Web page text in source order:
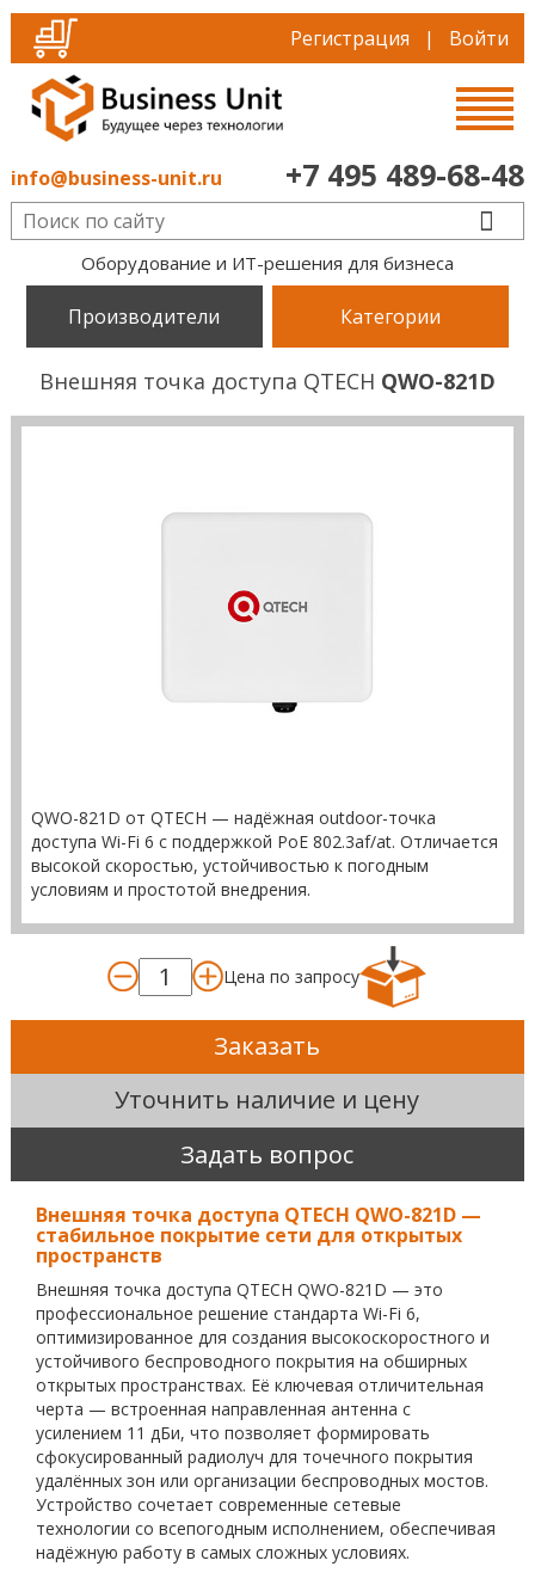
Регистрация | Войти
info@business-unit.ru +7 495 489-68-48
Оборудование и ИТ-решения для бизнеса
Производители Категории
Внешняя точка доступа QTECH QWO-821D
QWO-821D от QTECH — надёжная outdoor-точка
доступа Wi-Fi 6 с поддержкой PoE 802.3af/at. Отличается
высокой скоростью, устойчивостью к погодным
условиям и простотой внедрения.
Цена по запросу
Заказать
Уточнить наличие и цену
Задать вопрос
Внешняя точка доступа QTECH QWO-821D —
стабильное покрытие сети для открытых
пространств
Внешняя точка доступа QTECH QWO-821D — это
профессиональное решение стандарта Wi-Fi 6,
оптимизированное для создания высокоскоростного и
устойчивого беспроводного покрытия на обширных
открытых пространствах. Её ключевая отличительная
черта — встроенная направленная антенна с
усилением 11 дБи, что позволяет формировать
сфокусированный радиолуч для точечного покрытия
удалённых зон или организации беспроводных мостов.
Устройство сочетает современные сетевые
технологии со всепогодным исполнением, обеспечивая
надёжную работу в самых сложных условиях.